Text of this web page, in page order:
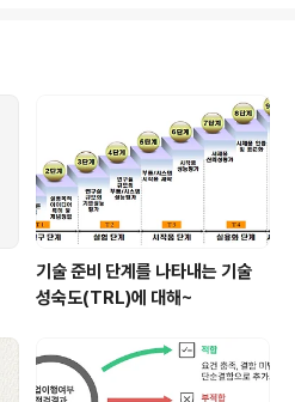
을 비즈니스 및 기업 레벨로 확장시킨
기술 준비 단계를 나타내는 기술
성숙도(TRL)에 대해~